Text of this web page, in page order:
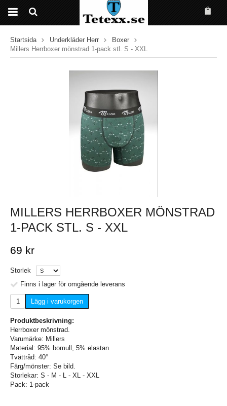
Startsida Underkläder Herr
Boxer
Millers Herrboxer mönstrad 1-pack stl. S - XXL
MILLERS HERRBOXER MÖNSTRAD
1-PACK STL. S - XXL
69 kr
Storlek
Finns i lager för omgående leverans
Lägg i varukorgen
Produktbeskrivning:
Herrboxer mönstrad.
Varumärke: Millers
Material: 95% bomull, 5% elastan
Tvättråd: 40°
Färg/mönster: Se bild.
Storlekar: S - M - L - XL - XXL
Pack: 1-pack